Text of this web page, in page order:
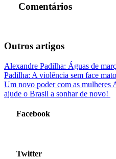
Comentários
Outros artigos
Alexandre Padilha: Águas de
Padilha: A violência sem face
Um novo poder com as mulheres
ajude o Brasil a sonhar de novo!
Facebook
Twitter